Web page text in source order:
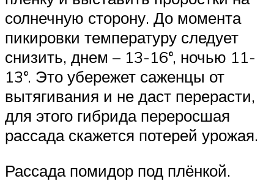
солнечную сторону. До момента
пикировки температуру следует
снизить, днем – 13-16°, ночью 11-
13°. Это убережет саженцы от
вытягивания и не даст перерасти,
для этого гибрида переросшая
рассада скажется потерей урожая.
Рассада помидор под плёнкой.